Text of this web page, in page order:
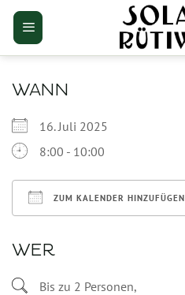
Zum
Inhalt
springen
WANN
16. Juli 2025
8:00 - 10:00
ZUM KALENDER HINZUFÜGEN
WER
Bis zu 2 Personen,